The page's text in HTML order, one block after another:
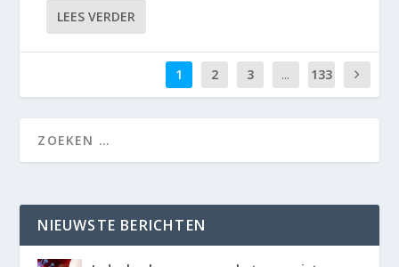
LEES VERDER
1 2 3 ... 133
NIEUWSTE BERICHTEN